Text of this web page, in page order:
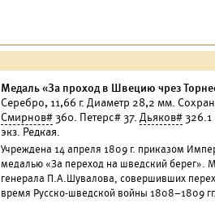
Медаль «За проход в Швецию чрез
Серебро, 11,66 г. Диаметр 28,2 мм.
Смирнов#360. Петерс# 37. Дьяков#326.1
экз. Редкая.
Учреждена 14 апреля 1809 г. приказом
медалью «За переход на шведский берег».
генерала П.А.Шувалова, совершивших
время Русско-шведской войны 1808–1809 гг.